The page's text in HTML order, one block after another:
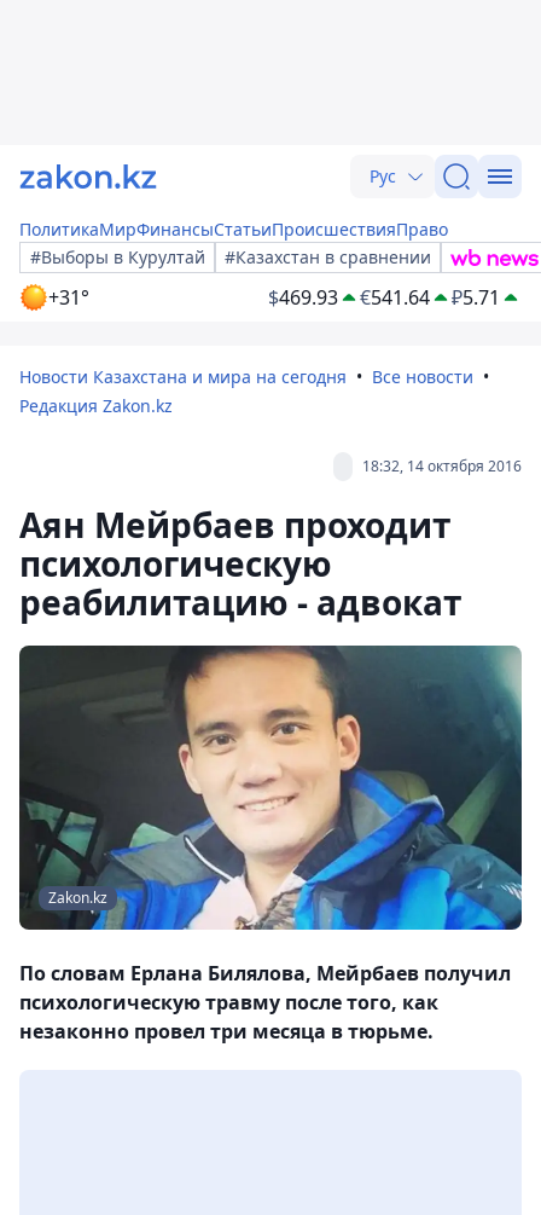
Рус
ПолитикаМирФинансыСтатьиПроисшествияПраво
#Выборы в Курултай
#Казахстан в сравнении
+31° $469.93 €541.64 ₽5.71
Новости Казахстана и мира на сегодня
Все новости
Редакция Zakon.kz
18:32, 14 октября 2016
Аян Мейрбаев проходит
психологическую
реабилитацию - адвокат
Zakon.kz
По словам Ерлана Билялова, Мейрбаев получил
психологическую травму после того, как
незаконно провел три месяца в тюрьме.